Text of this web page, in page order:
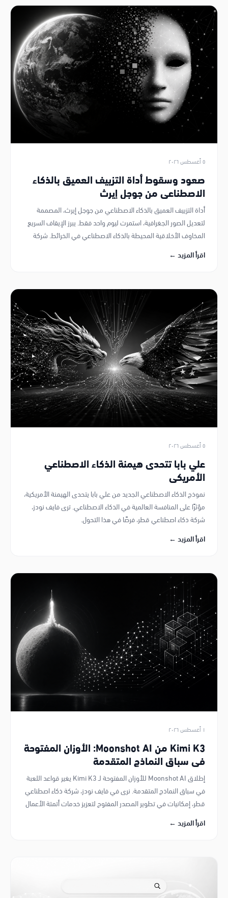
٥ أغسطس ٢٠٢٦
صعود وسقوط أداة التزييف العميق بالذكاء
الاصطناعي من جوجل إيرث
أداة التزييف العميق بالذكاء الاصطناعي من جوجل إيرث، المصممة
لتعديل الصور الجغرافية، استمرت ليوم واحد فقط. يبرز الإيقاف السريع
المخاوف الأخلاقية المحيطة بالذكاء الاصطناعي في الخرائط. شركة
فايف نودز في قطر تركز على الاستخدام المسؤول للذكاء الاصطناعي.
اقرأ المزيد ←
٥ أغسطس ٢٠٢٦
علي بابا تتحدى هيمنة الذكاء الاصطناعي
الأمريكي
نموذج الذكاء الاصطناعي الجديد من علي بابا يتحدى الهيمنة الأمريكية،
مؤثرًا على المنافسة العالمية في الذكاء الاصطناعي. ترى فايف نودز،
شركة ذكاء اصطناعي قطر، فرصًا في هذا التحول.
اقرأ المزيد ←
١ أغسطس ٢٠٢٦
Kimi K3 من Moonshot AI: الأوزان المفتوحة
في سباق النماذج المتقدمة
إطلاق Moonshot AI للأوزان المفتوحة لـ Kimi K3 يغير قواعد اللعبة
في سباق النماذج المتقدمة. نرى في فايف نودز، شركة ذكاء اصطناعي
قطر، إمكانيات في تطوير المصدر المفتوح لتعزيز خدمات أتمتة الأعمال
اقرأ المزيد ←